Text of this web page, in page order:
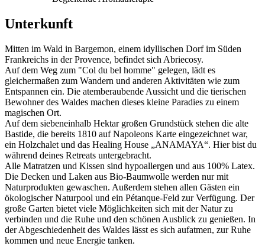
Unterkunft
Mitten im Wald in Bargemon, einem idyllischen Dorf im Süden
Frankreichs in der Provence, befindet sich Abriecosy.
Auf dem Weg zum "Col du bel homme" gelegen, lädt es
gleichermaßen zum Wandern und anderen Aktivitäten wie zum
Entspannen ein. Die atemberaubende Aussicht und die tierischen
Bewohner des Waldes machen dieses kleine Paradies zu einem
magischen Ort.
Auf dem siebeneinhalb Hektar großen Grundstück stehen die alte
Bastide, die bereits 1810 auf Napoleons Karte eingezeichnet war,
ein Holzchalet und das Healing House „ANAMAYA“. Hier bist du
während deines Retreats untergebracht.
Alle Matratzen und Kissen sind hypoallergen und aus 100% Latex.
Die Decken und Laken aus Bio-Baumwolle werden nur mit
Naturprodukten gewaschen. Außerdem stehen allen Gästen ein
ökologischer Naturpool und ein Pétanque-Feld zur Verfügung. Der
große Garten bietet viele Möglichkeiten sich mit der Natur zu
verbinden und die Ruhe und den schönen Ausblick zu genießen. In
der Abgeschiedenheit des Waldes lässt es sich aufatmen, zur Ruhe
kommen und neue Energie tanken.